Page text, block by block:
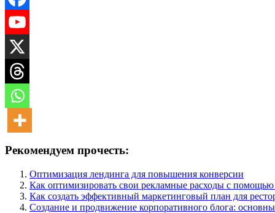
Рекомендуем прочесть:
Оптимизация лендинга для повышения конверсии
Как оптимизировать свои рекламные расходы с
Как создать эффективный маркетинговый план для
Создание и продвижение корпоративного блога: